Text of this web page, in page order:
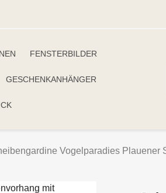
FENSTERBILDER
GESCHENKANHÄNGER
Vogelparadies Plauener